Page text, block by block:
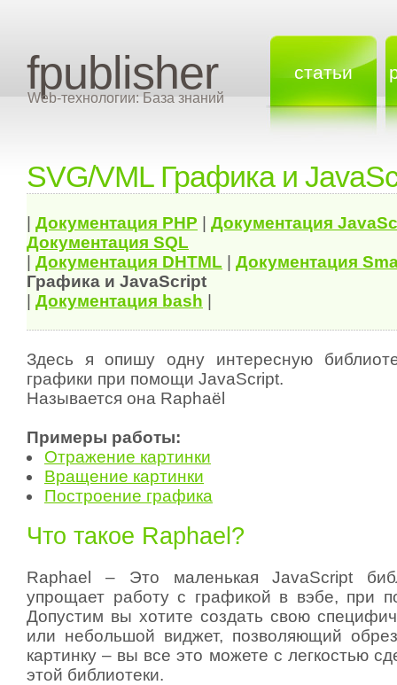
fpublisher
Web-технологии: База знаний
статьи
SVG/VML Графика и
Документация PHP Документация
Документация SQL
Документация DHTML
Документация
Графика и JavaScript
Документация bash
Здесь я опишу одну интересную
графики при помощи JavaScript.
Называется она Raphaël
Примеры работы:
Отражение картинки
Вращение картинки
Построение графика
Что такое Raphael?
Raphael – Это маленькая JavaScript
упрощает работу с графикой в вэбе, при
Допустим вы хотите создать свою
или небольшой виджет, позволяющий
картинку – вы все это можете с легкостью
этой библиотеки.